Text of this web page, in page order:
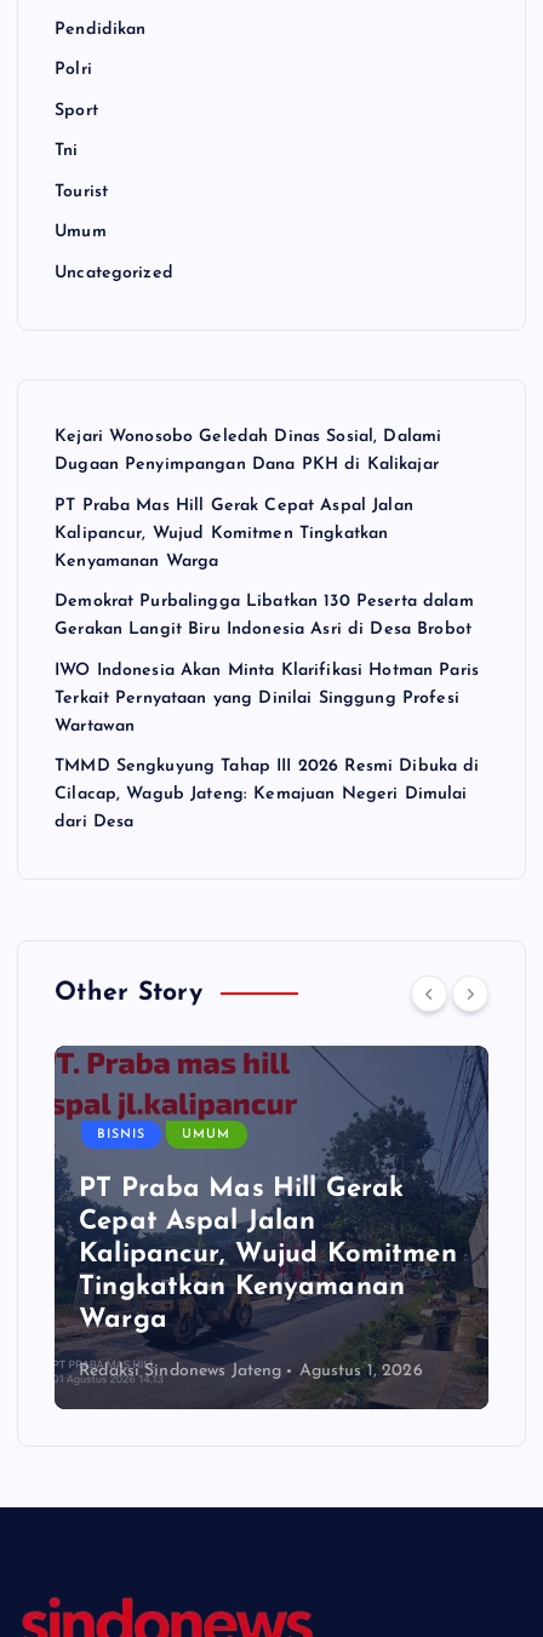
Pendidikan
Polri
Sport
Tni
Tourist
Umum
Uncategorized
Kejari Wonosobo Geledah Dinas Sosial, Dalami
Dugaan Penyimpangan Dana PKH di Kalikajar
PT Praba Mas Hill Gerak Cepat Aspal Jalan
Kalipancur, Wujud Komitmen Tingkatkan
Kenyamanan Warga
Demokrat Purbalingga Libatkan 130 Peserta dalam
Gerakan Langit Biru Indonesia Asri di Desa Brobot
IWO Indonesia Akan Minta Klarifikasi Hotman Paris
Terkait Pernyataan yang Dinilai Singgung Profesi
Wartawan
TMMD Sengkuyung Tahap III 2026 Resmi Dibuka di
Cilacap, Wagub Jateng: Kemajuan Negeri Dimulai
dari Desa
Other Story
BISNIS UMUM
PT Praba Mas Hill Gerak
Cepat Aspal Jalan
Kalipancur, Wujud Komitmen
Tingkatkan Kenyamanan
Warga
Redaksi Sindonews Jateng Agustus 1, 2026